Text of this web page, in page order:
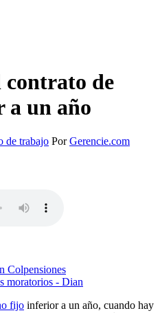
contrato de
un año
de trabajo PorGerencie.com
Colpensiones
moratorios - Dian
fijo inferior a un año, cuando hay